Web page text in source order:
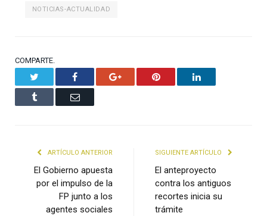
NOTICIAS-ACTUALIDAD
COMPARTE.
Facebook Google+ Pinterest LinkedIn
Tumblr Email
ARTÍCULO ANTERIOR
El Gobierno apuesta
por el impulso de la
FP junto a los
agentes sociales
SIGUIENTE ARTÍCULO
El anteproyecto
contra los antiguos
recortes inicia su
trámite